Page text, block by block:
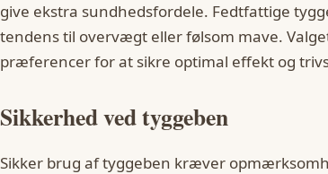
give ekstra sundhedsfordele. Fedtfattige
tendens til overvægt eller følsom mave.
præferencer for at sikre optimal effekt og
Sikkerhed ved tyggeben
Sikker brug af tyggeben kræver